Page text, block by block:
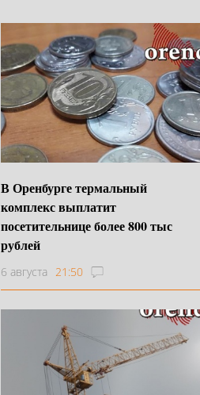
В Оренбурге термальный
комплекс выплатит
посетительнице более 800 тыс
рублей
6 августа 21:50